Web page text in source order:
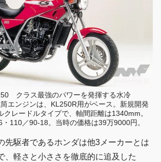
クラス最強のパワーを発揮する水冷
エンジンは、KL250R用がベース。新規開発
クレードルタイプで、軸間距離は1340mm。
110／90-18。当時の価格は39万9000円。
先駆者であるホンダは他3メーカーとは
、軽さと小ささを徹底的に追及した